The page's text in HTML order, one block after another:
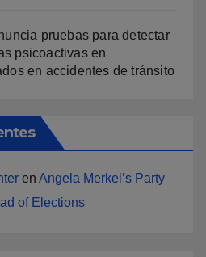
pruebas para detectar
psicoactivas en
en accidentes de tránsito
en Angela Merkel’s Party
of Elections